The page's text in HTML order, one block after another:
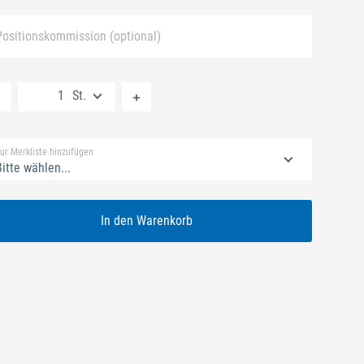
(optional)
St.
Merkliste hinzufügen
wählen...
In den Warenkorb